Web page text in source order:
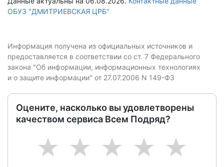
ОБУЗ "ДМИТРИЕВСКАЯ ЦРБ"
Информация получена из официальных источников и
предоставляется в соответствии со ст. 7 Федерального
закона "Об информации, информационных технологиях
и о защите информации" от 27.07.2006 N 149-ФЗ
Оцените, насколько вы удовлетворены
качеством сервиса Всем Подряд?
5
4
3
2
1